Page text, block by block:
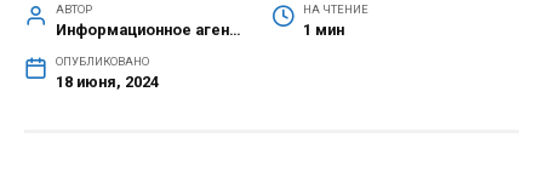
АВТОР
Информационное агентство СЗФО
НА ЧТЕНИЕ
1 мин
ОПУБЛИКОВАНО
18 июня, 2024